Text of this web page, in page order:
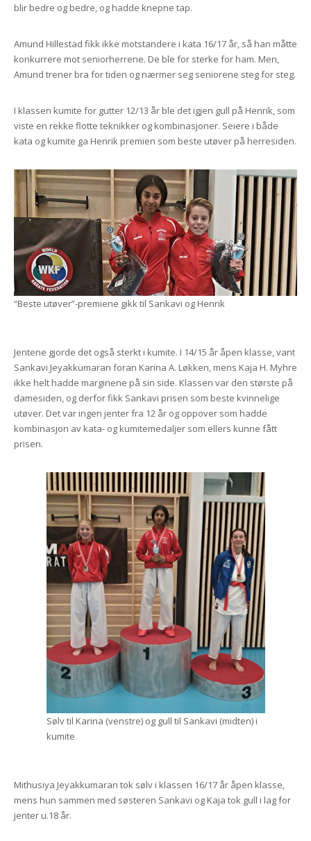
blir bedre og bedre, og hadde knepne tap.
Amund Hillestad fikk ikke motstandere i kata 16/17 år, så han måtte
konkurrere mot seniorherrene. De ble for sterke for ham. Men,
Amund trener bra for tiden og nærmer seg seniorene steg for steg.
I klassen kumite for gutter 12/13 år ble det igjen gull på Henrik, som
viste en rekke flotte teknikker og kombinasjoner. Seiere i både
kata og kumite ga Henrik premien som beste utøver på herresiden.
“Beste utøver”-premiene gikk til Sankavi og Henrik
Jentene gjorde det også sterkt i kumite. I 14/15 år åpen klasse, vant
Sankavi Jeyakkumaran foran Karina A. Løkken, mens Kaja H. Myhre
ikke helt hadde marginene på sin side. Klassen var den største på
damesiden, og derfor fikk Sankavi prisen som beste kvinnelige
utøver. Det var ingen jenter fra 12 år og oppover som hadde
kombinasjon av kata- og kumitemedaljer som ellers kunne fått
prisen.
Sølv til Karina (venstre) og gull til Sankavi (midten) i
kumite
Mithusiya Jeyakkumaran tok sølv i klassen 16/17 år åpen klasse,
mens hun sammen med søsteren Sankavi og Kaja tok gull i lag for
jenter u.18 år.